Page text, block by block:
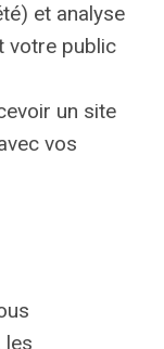
et analyse
votre public
un site
vos
les